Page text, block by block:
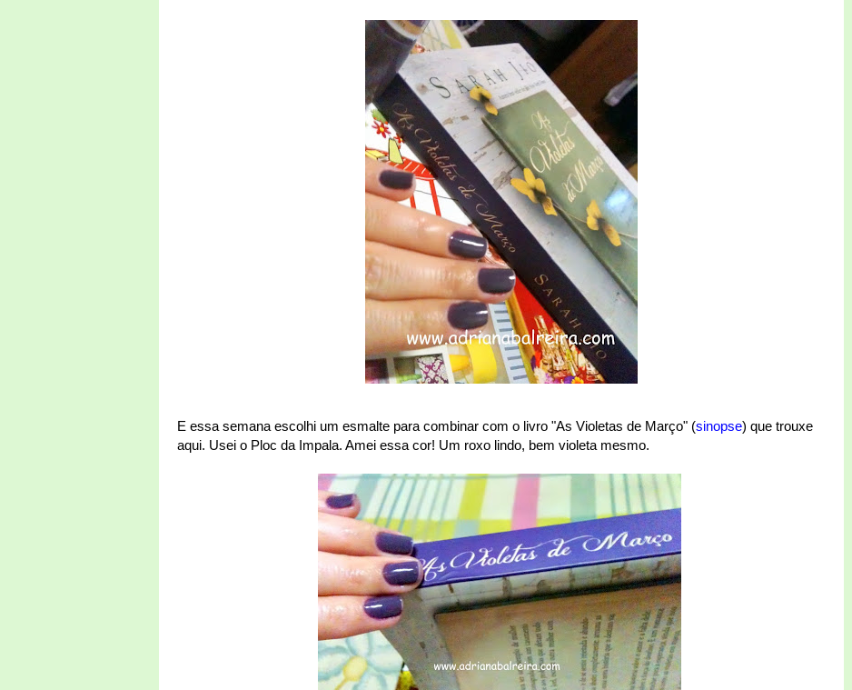
E essa semana escolhi um esmalte para combinar com o livro "As Violetas de Março" (sinopse) que trouxe
aqui. Usei o Ploc da Impala. Amei essa cor! Um roxo lindo, bem violeta mesmo.